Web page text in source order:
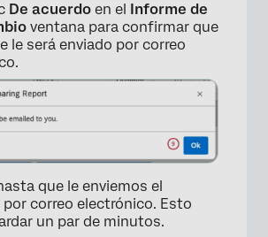
De acuerdo en el
Informe de
ventana para confirmar que
le será enviado por correo
que le enviemos el
correo electrónico. Esto
un par de minutos.